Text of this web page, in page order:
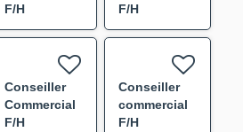
F/H
F/H
Conseiller
Commercial
F/H
Conseiller
commercial
F/H